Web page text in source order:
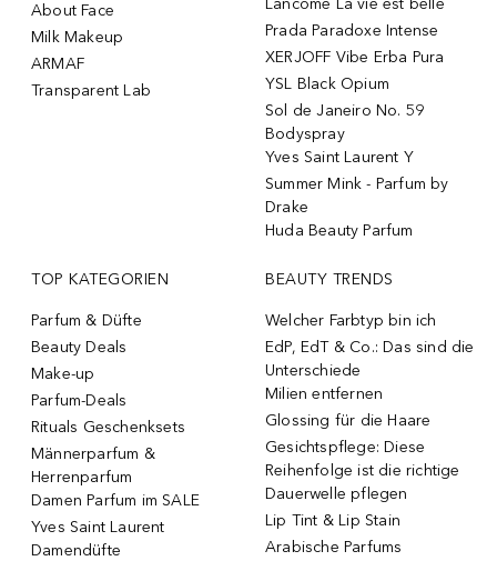
About Face
Milk Makeup
ARMAF
Transparent Lab
Lancôme La vie est belle
Prada Paradoxe Intense
XERJOFF Vibe Erba Pura
YSL Black Opium
Sol de Janeiro No. 59
Bodyspray
Yves Saint Laurent Y
Summer Mink - Parfum by
Drake
Huda Beauty Parfum
TOP KATEGORIEN
Parfum & Düfte
Beauty Deals
Make-up
Parfum-Deals
Rituals Geschenksets
Männerparfum &
Herrenparfum
Damen Parfum im SALE
Yves Saint Laurent
Damendüfte
BEAUTY TRENDS
Welcher Farbtyp bin ich
EdP, EdT & Co.: Das sind die
Unterschiede
Milien entfernen
Glossing für die Haare
Gesichtspflege: Diese
Reihenfolge ist die richtige
Dauerwelle pflegen
Lip Tint & Lip Stain
Arabische Parfums